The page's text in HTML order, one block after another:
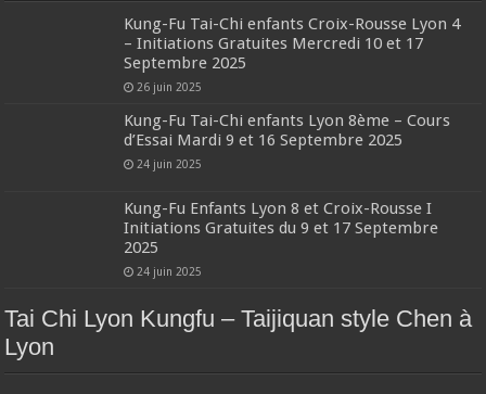
Kung-Fu Tai-Chi enfants Croix-Rousse Lyon 4
– Initiations Gratuites Mercredi 10 et 17
Septembre 2025
26 juin 2025
Kung-Fu Tai-Chi enfants Lyon 8ème – Cours
d’Essai Mardi 9 et 16 Septembre 2025
24 juin 2025
Kung-Fu Enfants Lyon 8 et Croix-Rousse I
Initiations Gratuites du 9 et 17 Septembre
2025
24 juin 2025
Tai Chi Lyon Kungfu – Taijiquan style Chen à
Lyon